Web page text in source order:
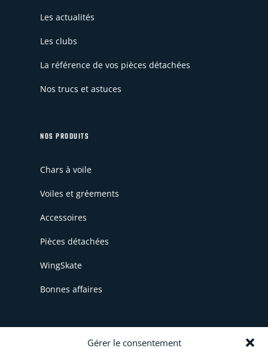
Gérer le consentement
Les actualités
Les clubs
La référence de vos pièces détachées
Nos trucs et astuces
NOS PRODUITS
Chars à voile
Voiles et gréements
Accessoires
Pièces détachées
WingSkate
Bonnes affaires
INFORMATIONS